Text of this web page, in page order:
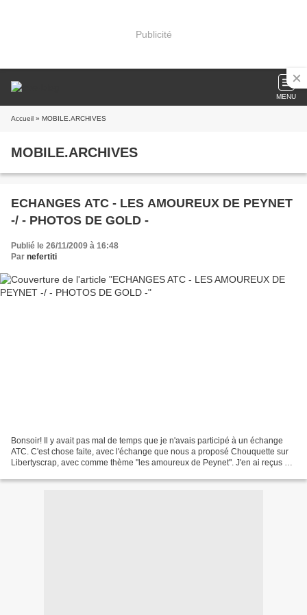
Publicité
MENU
Accueil » MOBILE.ARCHIVES
MOBILE.ARCHIVES
ECHANGES ATC - LES AMOUREUX DE PEYNET
-/ - PHOTOS DE GOLD -
Publié le 26/11/2009 à 16:48
Par nefertiti
Bonsoir! Il y avait pas mal de temps que je n'avais participé à un échange
ATC. C'est chose faite, avec l'échange que nous a proposé Chouquette sur
Libertyscrap, avec comme thème "les amoureux de Peynet". J'en ai reçus 3